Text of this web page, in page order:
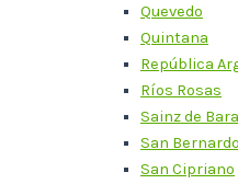
Quevedo
Quintana
República
Ríos Rosas
Sainz de
San Bernardo
San Cipriano